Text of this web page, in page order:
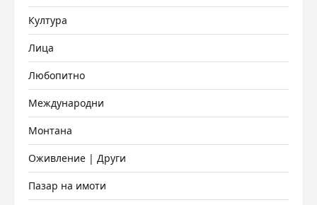
Култура
Лица
Любопитно
Международни
Монтана
Оживление | Други
Пазар на имоти